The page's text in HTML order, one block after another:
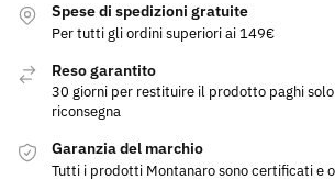
Spese di spedizioni gratuite
Per tutti gli ordini superiori ai 149€
Reso garantito
30 giorni per restituire il prodotto paghi solo le spese di
riconsegna
Garanzia del marchio
Tutti i prodotti Montanaro sono certificati e